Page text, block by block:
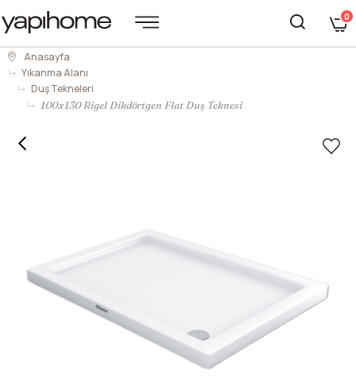
0
Anasayfa
Yıkanma Alanı
Duş Tekneleri
100x130 Rigel Dikdörtgen Flat Duş Teknesi